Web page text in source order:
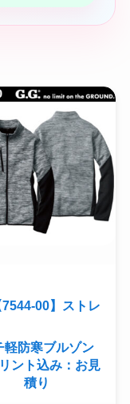
7544-00】ストレ
軽防寒ブルゾン
ント込み：お見
積り